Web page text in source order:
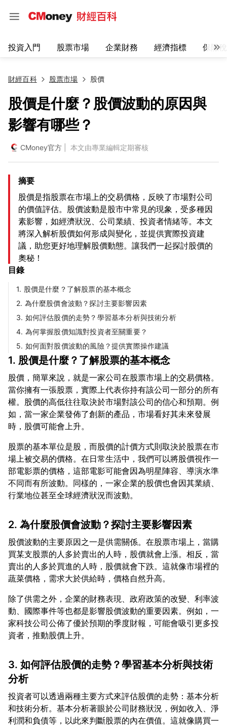
投資入門 股票市場 企業財務 經濟指標 保險
財經百科 股票市場 股價
股價是什麼？股價波動的原因與
影響有哪些？
CMoney官方 | 本文由專業編輯定期審核
摘要
股價是指股票在市場上的交易價格，反映了市場對公司
的價值評估。股價波動是股市中常見的現象，受多種因
素影響，如經濟狀況、公司業績、投資者情緒等。本文
將深入解析股價如何形成與變化，並提供實際投資建
議，助您更好地理解股價動態。讓我們一起探討股價的
奧秘！
目錄
1. 股價是什麼？了解股票的基本概念
2. 為什麼股價會波動？探討主要影響因素
3. 如何評估股價的走勢？學習基本分析與技術分析
4. 為何掌握股價知識對投資者至關重要？
5. 如何面對股價波動的風險？提供實際操作建議
1. 股價是什麼？了解股票的基本概念
股價，簡單來說，就是一家公司在股票市場上的交易價格。
當你擁有一張股票，實際上代表你持有該公司一部分的所有
權。股價的高低往往取決於市場對該公司的信心和預期。例
如，當一家企業發佈了創新的產品，市場看好其未來發展
股票的基本單位是股，而股價的計價方式則取決於股票在市
場上被交易的價格。在日常生活中，我們可以將股價視作一
部電影票的價格，這部電影可能會因為明星陣容、導演水準
不同而有所波動。同樣的，一家企業的股價也會因其業績、
2. 為什麼股價會波動？探討主要影響因素
股價波動的主要原因之一是供需關係。在股票市場上，當購
買某支股票的人多於賣出的人時，股價就會上漲。相反，當
賣出的人多於買進的人時，股價就會下跌。這就像市場裡的
除了供需之外，企業的財務表現、政府政策的改變、利率波
動、國際事件等也都是影響股價波動的重要因素。例如，一
家科技公司公佈了優於預期的季度財報，可能會吸引更多投
3. 如何評估股價的走勢？學習基本分析與技術
分析
投資者可以透過兩種主要方式來評估股價的走勢：基本分析
和技術分析。基本分析著眼於公司財務狀況，例如收入、淨
利潤和負債等，以此來判斷股票的內在價值。這就像購買一